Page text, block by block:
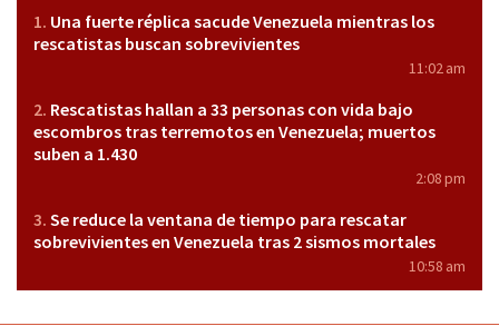
Una fuerte réplica sacude Venezuela mientras los
rescatistas buscan sobrevivientes
11:02 am
Rescatistas hallan a 33 personas con vida bajo
escombros tras terremotos en Venezuela; muertos
suben a 1.430
2:08 pm
Se reduce la ventana de tiempo para rescatar
sobrevivientes en Venezuela tras 2 sismos mortales
10:58 am